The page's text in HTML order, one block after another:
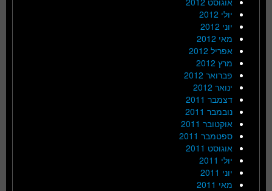
יולי 2012
יוני 2012
מאי 2012
אפריל 2012
מרץ 2012
פברואר 2012
ינואר 2012
דצמבר 2011
נובמבר 2011
אוקטובר 2011
ספטמבר 2011
אוגוסט 2011
יולי 2011
יוני 2011
מאי 2011